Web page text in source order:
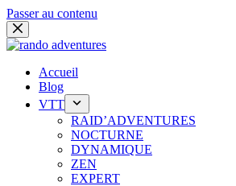
Passer au contenu
Accueil
Blog
VTT
RAID’ADVENTURES
NOCTURNE
DYNAMIQUE
ZEN
EXPERT